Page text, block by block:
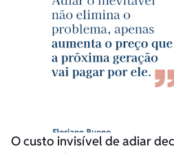
O custo invisível de adiar